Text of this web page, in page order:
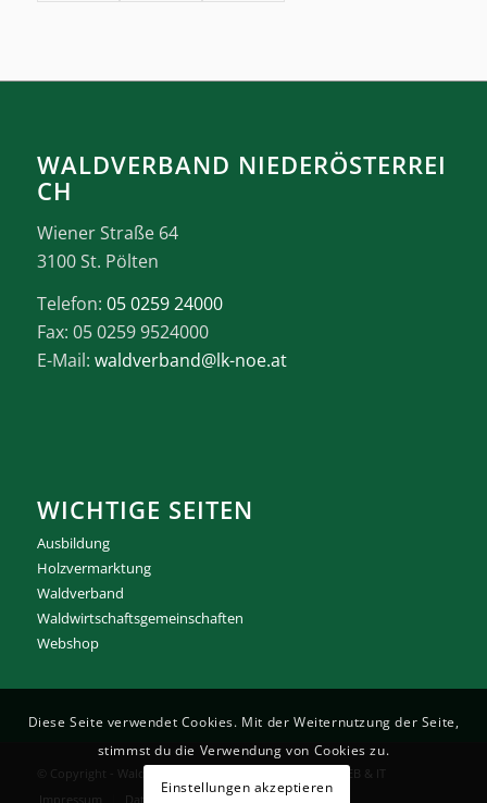
WALDVERBAND NIEDERÖSTERREI
CH
Wiener Straße 64
3100 St. Pölten
Telefon: 05 0259 24000
Fax: 05 0259 9524000
E-Mail: waldverband@lk-noe.at
WICHTIGE SEITEN
Ausbildung
Holzvermarktung
Waldverband
Waldwirtschaftsgemeinschaften
Webshop
© Copyright - Waldverband NÖ
Umsetzung RAUREIF WEB & IT
Impressum
Datenschutz Kontakt
Diese Seite verwendet Cookies. Mit der Weiternutzung der Seite,
stimmst du die Verwendung von Cookies zu.
Einstellungen akzeptieren